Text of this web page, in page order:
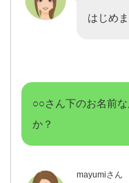
はじめ
○○さん下のお名前
か？
mayumiさん